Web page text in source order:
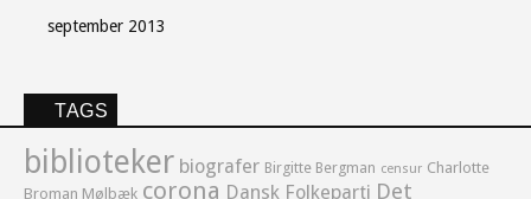
september 2013
TAGS
biblioteker biografer Birgitte Bergman censur Charlotte
Broman Mølbæk corona Dansk Folkeparti Det